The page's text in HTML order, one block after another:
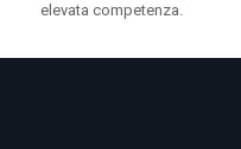
elevata competenza.